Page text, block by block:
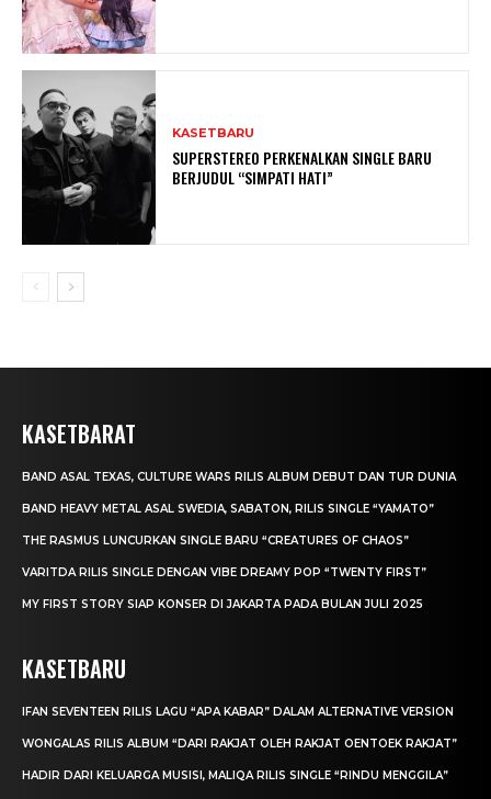
KASETBARU
SUPERSTEREO PERKENALKAN SINGLE BARU
BERJUDUL “SIMPATI HATI”
KASETBARAT
BAND ASAL TEXAS, CULTURE WARS RILIS ALBUM DEBUT DAN TUR DUNIA
BAND HEAVY METAL ASAL SWEDIA, SABATON, RILIS SINGLE “YAMATO”
THE RASMUS LUNCURKAN SINGLE BARU “CREATURES OF CHAOS”
VARITDA RILIS SINGLE DENGAN VIBE DREAMY POP “TWENTY FIRST”
MY FIRST STORY SIAP KONSER DI JAKARTA PADA BULAN JULI 2025
KASETBARU
IFAN SEVENTEEN RILIS LAGU “APA KABAR” DALAM ALTERNATIVE VERSION
WONGALAS RILIS ALBUM “DARI RAKJAT OLEH RAKJAT OENTOEK RAKJAT”
HADIR DARI KELUARGA MUSISI, MALIQA RILIS SINGLE “RINDU MENGGILA”